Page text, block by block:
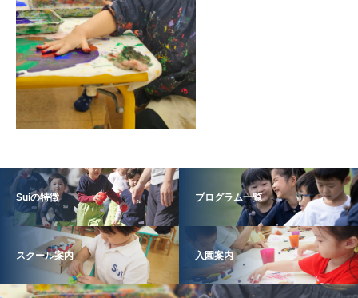
Suiの特徴 プログラム一覧
スクール案内 入園案内